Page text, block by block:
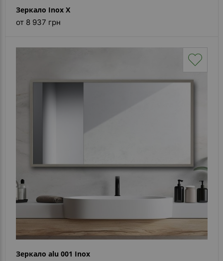
Зеркало Inox X
от 8 937 грн
Зеркало alu 001 Inox